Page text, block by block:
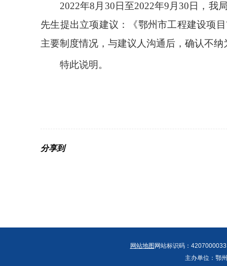
2022年8月30日至2022年9月30日，我局
先生提出立项建议：《鄂州市工程建设项
主要制度情况，与建议人沟通后，确认不
特此说明。
分享到
网站地图 网站标识码：
主办单位：鄂